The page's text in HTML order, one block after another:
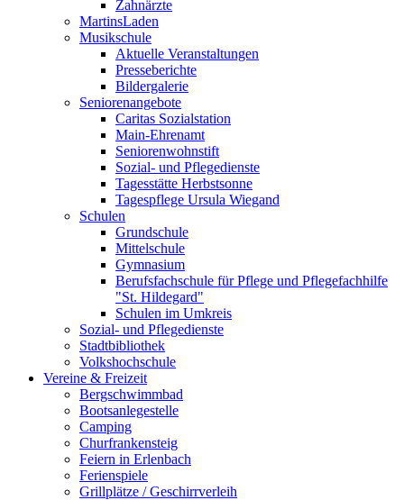
Zahnärzte
MartinsLaden
Musikschule
Aktuelle Veranstaltungen
Presseberichte
Bildergalerie
Seniorenangebote
Caritas Sozialstation
Main-Ehrenamt
Seniorenwohnstift
Sozial- und Pflegedienste
Tagesstätte Herbstsonne
Tagespflege Ursula Wiegand
Schulen
Grundschule
Mittelschule
Gymnasium
Berufsfachschule für Pflege und Pflegefachhilfe
"St. Hildegard"
Schulen im Umkreis
Sozial- und Pflegedienste
Stadtbibliothek
Volkshochschule
Vereine & Freizeit
Bergschwimmbad
Bootsanlegestelle
Camping
Churfrankensteig
Feiern in Erlenbach
Ferienspiele
Grillplätze / Geschirrverleih